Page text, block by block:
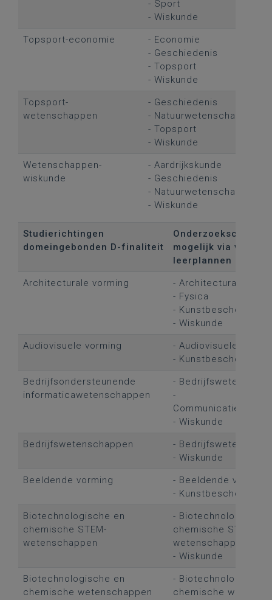
- Sport
- Wiskunde
Topsport-economie
- Economie
- Geschiedenis
- Topsport
- Wiskunde
Topsport-
wetenschappen
- Geschiedenis
- Natuurwetenschappen
- Topsport
- Wiskunde
Wetenschappen-
wiskunde
- Aardrijkskunde
- Geschiedenis
- Natuurwetenschappen
- Wiskunde
Studierichtingen
domeingebonden D-finaliteit
mogelijk via
leerplannen
Architecturale vorming
- Architecturale
- Fysica
- Kunstbeschouwing
- Wiskunde
Audiovisuele vorming
- Audiovisuele
- Kunstbeschouwing
Bedrijfsondersteunende
informaticawetenschappen
-
-
- Wiskunde
Bedrijfswetenschappen
-
- Wiskunde
Beeldende vorming
- Beeldende vorming
- Kunstbeschouwing
Biotechnologische en
chemische STEM-
wetenschappen
- Biotechnologische
chemische STEM-
wetenschappen
- Wiskunde
Biotechnologische en
chemische wetenschappen
- Biotechnologische
chemische